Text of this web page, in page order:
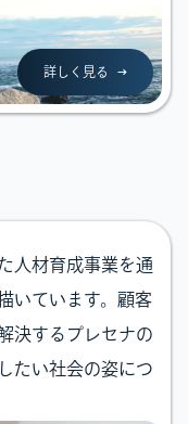
詳しく見る
人材育成事業を通
いています。顧客
決するプレセナの
たい社会の姿につ